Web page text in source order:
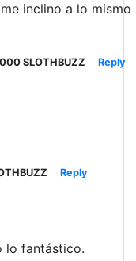
inclino a lo mismo
SLOTHBUZZ Reply
Reply
lo fantástico.